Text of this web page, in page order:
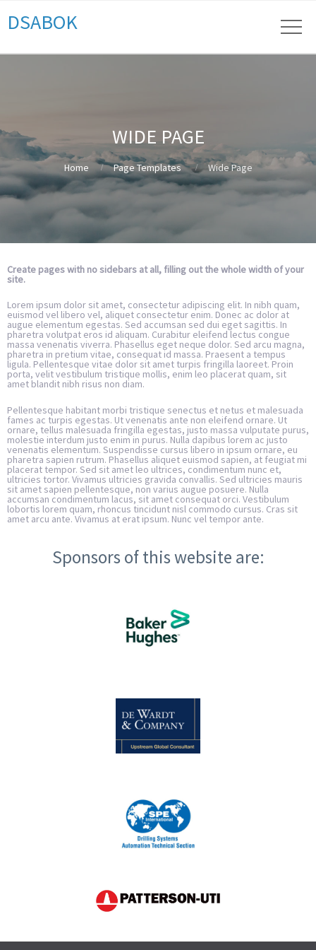
DSABOK
WIDE PAGE
Home Page Templates Wide Page
Create pages with no sidebars at all, filling out the whole width of your
site.
Lorem ipsum dolor sit amet, consectetur adipiscing elit. In nibh quam,
euismod vel libero vel, aliquet consectetur enim. Donec ac dolor at
augue elementum egestas. Sed accumsan sed dui eget sagittis. In
pharetra volutpat eros id aliquam. Curabitur eleifend lectus congue
massa venenatis viverra. Phasellus eget neque dolor. Sed arcu magna,
pharetra in pretium vitae, consequat id massa. Praesent a tempus
ligula. Pellentesque vitae dolor sit amet turpis fringilla laoreet. Proin
porta, velit vestibulum tristique mollis, enim leo placerat quam, sit
amet blandit nibh risus non diam.
Pellentesque habitant morbi tristique senectus et netus et malesuada
fames ac turpis egestas. Ut venenatis ante non eleifend ornare. Ut
ornare, tellus malesuada fringilla egestas, justo massa vulputate purus,
molestie interdum justo enim in purus. Nulla dapibus lorem ac justo
venenatis elementum. Suspendisse cursus libero in ipsum ornare, eu
pharetra sapien rutrum. Phasellus aliquet euismod sapien, at feugiat mi
placerat tempor. Sed sit amet leo ultrices, condimentum nunc et,
ultricies tortor. Vivamus ultricies gravida convallis. Sed ultricies mauris
sit amet sapien pellentesque, non varius augue posuere. Nulla
accumsan condimentum lacus, sit amet consequat orci. Vestibulum
lobortis lorem quam, rhoncus tincidunt nisl commodo cursus. Cras sit
amet arcu ante. Vivamus at erat ipsum. Nunc vel tempor ante.
Sponsors of this website are: